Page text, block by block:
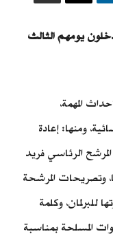
يومهم الثالث
المهمة،
ومنها: إعادة
الرئاسي فريد
وتصريحات المرشحة
للبرلمان، وكلمة
المسلحة بمناسبة